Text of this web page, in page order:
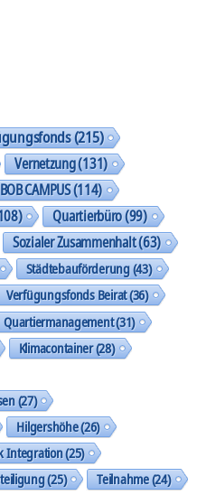
(215)
Vernetzung(131)
BOB CAMPUS(114)
Quartierbüro(99)
Sozialer Zusammenhalt(63)
Städtebauförderung(43)
Verfügungsfonds Beirat(36)
Quartiermanagement(31)
Klimacontainer(28)
(27)
Hilgershöhe(26)
Integration(25)
(25) Teilnahme(24)